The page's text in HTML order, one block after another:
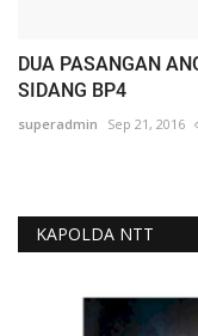
DUA PASANGAN
SIDANG BP4
superadmin Sep 21, 2016
KAPOLDA NTT